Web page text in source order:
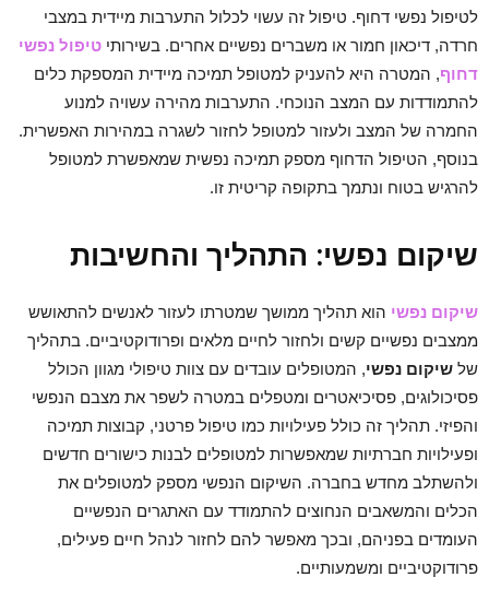
לטיפול נפשי דחוף. טיפול זה עשוי לכלול התערבות מיידית במצבי
חרדה, דיכאון חמור או משברים נפשיים אחרים. בשירותי טיפול נפשי
דחוף, המטרה היא להעניק למטופל תמיכה מיידית המספקת כלים
להתמודדות עם המצב הנוכחי. התערבות מהירה עשויה למנוע
החמרה של המצב ולעזור למטופל לחזור לשגרה במהירות האפשרית.
בנוסף, הטיפול הדחוף מספק תמיכה נפשית שמאפשרת למטופל
להרגיש בטוח ונתמך בתקופה קריטית זו.
שיקום נפשי: התהליך והחשיבות
שיקום נפשי הוא תהליך ממושך שמטרתו לעזור לאנשים להתאושש
ממצבים נפשיים קשים ולחזור לחיים מלאים ופרודוקטיביים. בתהליך
של שיקום נפשי, המטופלים עובדים עם צוות טיפולי מגוון הכולל
פסיכולוגים, פסיכיאטרים ומטפלים במטרה לשפר את מצבם הנפשי
והפיזי. תהליך זה כולל פעילויות כמו טיפול פרטני, קבוצות תמיכה
ופעילויות חברתיות שמאפשרות למטופלים לבנות כישורים חדשים
ולהשתלב מחדש בחברה. השיקום הנפשי מספק למטופלים את
הכלים והמשאבים הנחוצים להתמודד עם האתגרים הנפשיים
העומדים בפניהם, ובכך מאפשר להם לחזור לנהל חיים פעילים,
פרודוקטיביים ומשמעותיים.